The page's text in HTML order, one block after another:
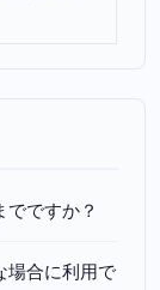
ですか？
場合に利用で